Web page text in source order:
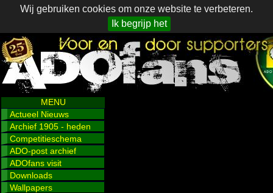
Wij gebruiken cookies om onze website te verbeteren.
Ik begrijp het
MENU
Actueel Nieuws
Archief 1905 - heden
Competitieschema
ADO-post archief
ADOfans visit
Downloads
Wallpapers